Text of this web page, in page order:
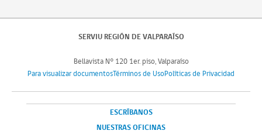
SERVIU REGIÓN DE VALPARAÍSO
Bellavista N° 120 1er. piso, Valparaíso
Para visualizar documentosTérminos de UsoPolíticas de Privacidad
ESCRÍBANOS
NUESTRAS OFICINAS